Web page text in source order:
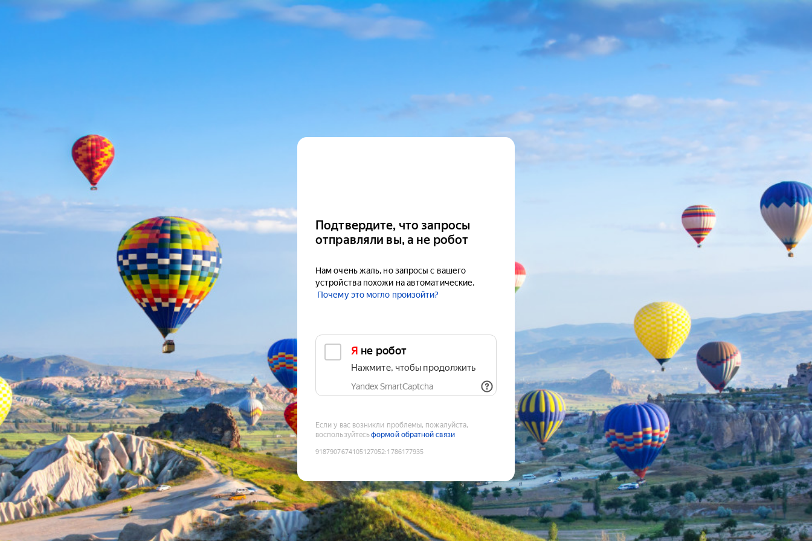
Подтвердите, что запросы
отправляли вы, а не робот
Нам очень жаль, но запросы с вашего
устройства похожи на автоматические.
Почему это могло произойти?
Я не робот
Нажмите, чтобы продолжить
Yandex SmartCaptcha
Если у вас возникли проблемы, пожалуйста,
воспользуйтесьформой обратной связи
9187907674105127052:1786177935